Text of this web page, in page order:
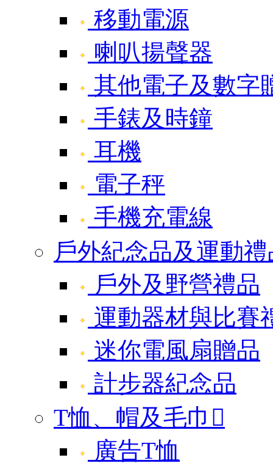
移動電源
喇叭揚聲器
其他電子及數字
手錶及時鐘
耳機
電子秤
手機充電線
戶外紀念品及運動
戶外及野營禮品
運動器材與比賽
迷你電風扇贈品
計步器紀念品
T恤、帽及毛巾 
廣告T恤